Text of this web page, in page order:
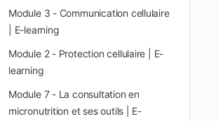
Module 3 - Communication cellulaire
| E-learning
Module 2 - Protection cellulaire | E-
learning
Module 7 - La consultation en
micronutrition et ses outils | E-